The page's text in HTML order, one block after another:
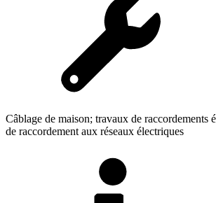
Câblage de maison; travaux de raccordements
de raccordement aux réseaux électriques